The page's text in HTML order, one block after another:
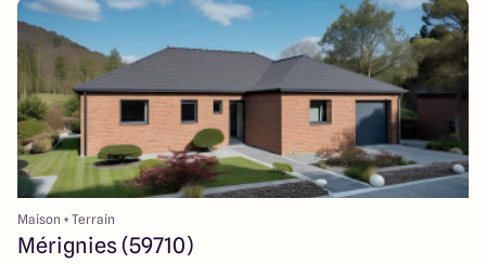
Maison + Terrain
Mérignies (59710)